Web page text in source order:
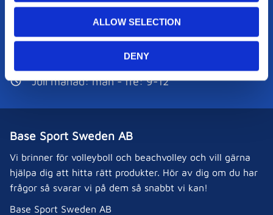
ALLOW SELECTION
DENY
0346-800 30
order@basesport.se
Juli månad: mån - fre: 9-12
Base Sport Sweden AB
Vi brinner för volleyboll och beachvolley och vill gärna
hjälpa dig att hitta rätt produkter. Hör av dig om du har
frågor så svarar vi på dem så snabbt vi kan!
Base Sport Sweden AB